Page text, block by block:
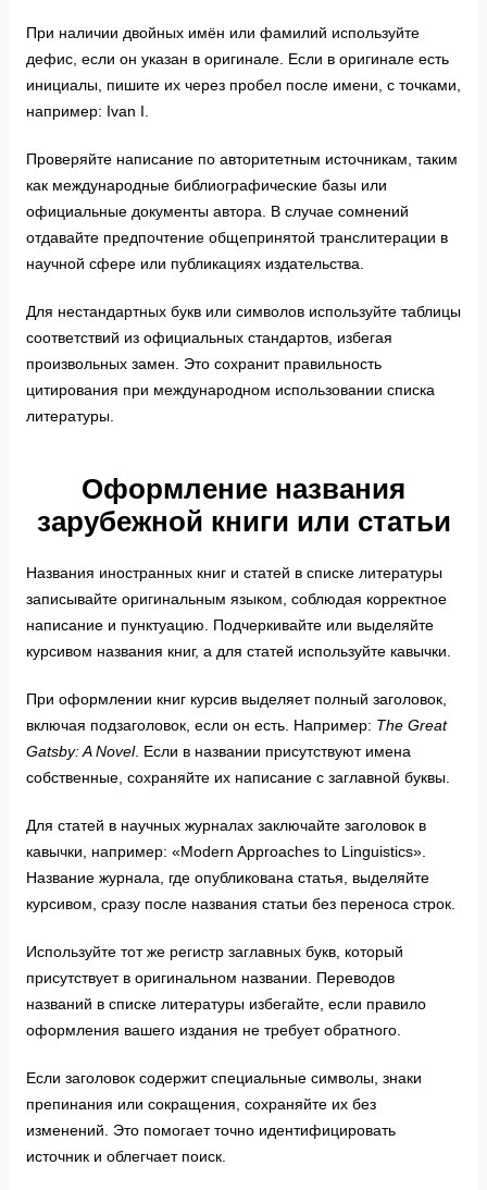
При наличии двойных имён или фамилий используйте
дефис, если он указан в оригинале. Если в оригинале есть
инициалы, пишите их через пробел после имени, с точками,
например: Ivan I.
Проверяйте написание по авторитетным источникам, таким
как международные библиографические базы или
официальные документы автора. В случае сомнений
отдавайте предпочтение общепринятой транслитерации в
научной сфере или публикациях издательства.
Для нестандартных букв или символов используйте таблицы
соответствий из официальных стандартов, избегая
произвольных замен. Это сохранит правильность
цитирования при международном использовании списка
литературы.
Оформление названия
зарубежной книги или статьи
Названия иностранных книг и статей в списке литературы
записывайте оригинальным языком, соблюдая корректное
написание и пунктуацию. Подчеркивайте или выделяйте
курсивом названия книг, а для статей используйте кавычки.
При оформлении книг курсив выделяет полный заголовок,
включая подзаголовок, если он есть. Например: The Great
Gatsby: A Novel. Если в названии присутствуют имена
собственные, сохраняйте их написание с заглавной буквы.
Для статей в научных журналах заключайте заголовок в
кавычки, например: «Modern Approaches to Linguistics».
Название журнала, где опубликована статья, выделяйте
курсивом, сразу после названия статьи без переноса строк.
Используйте тот же регистр заглавных букв, который
присутствует в оригинальном названии. Переводов
названий в списке литературы избегайте, если правило
оформления вашего издания не требует обратного.
Если заголовок содержит специальные символы, знаки
препинания или сокращения, сохраняйте их без
изменений. Это помогает точно идентифицировать
источник и облегчает поиск.